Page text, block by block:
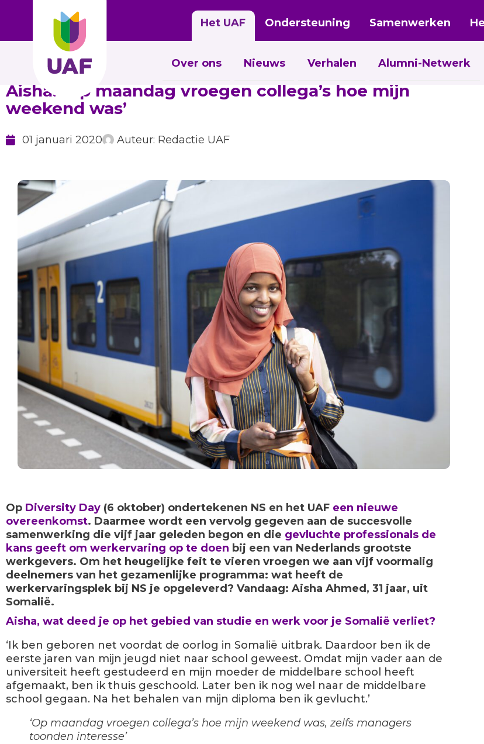
Het UAF
Over ons Nieuws Verhalen Alumni-Netwerk
Ondersteuning Samenwerken
Aisha: ‘Op maandag vroegen collega’s hoe mijn
weekend was’
01 januari 2020 Auteur: Redactie UAF
Op Diversity Day (6 oktober) ondertekenen NS en het UAF een nieuwe
overeenkomst. Daarmee wordt een vervolg gegeven aan de succesvolle
samenwerking die vijf jaar geleden begon en die gevluchte professionals de
kans geeft om werkervaring op te doen bij een van Nederlands grootste
werkgevers. Om het heugelijke feit te vieren vroegen we aan vijf voormalig
deelnemers van het gezamenlijke programma: wat heeft de
werkervaringsplek bij NS je opgeleverd? Vandaag: Aisha Ahmed, 31 jaar, uit
Somalië.
Aisha, wat deed je op het gebied van studie en werk voor je Somalië verliet?
‘Ik ben geboren net voordat de oorlog in Somalië uitbrak. Daardoor ben ik de
eerste jaren van mijn jeugd niet naar school geweest. Omdat mijn vader aan de
universiteit heeft gestudeerd en mijn moeder de middelbare school heeft
afgemaakt, ben ik thuis geschoold. Later ben ik nog wel naar de middelbare
school gegaan. Na het behalen van mijn diploma ben ik gevlucht.’
‘Op maandag vroegen collega’s hoe mijn weekend was, zelfs managers
toonden interesse’